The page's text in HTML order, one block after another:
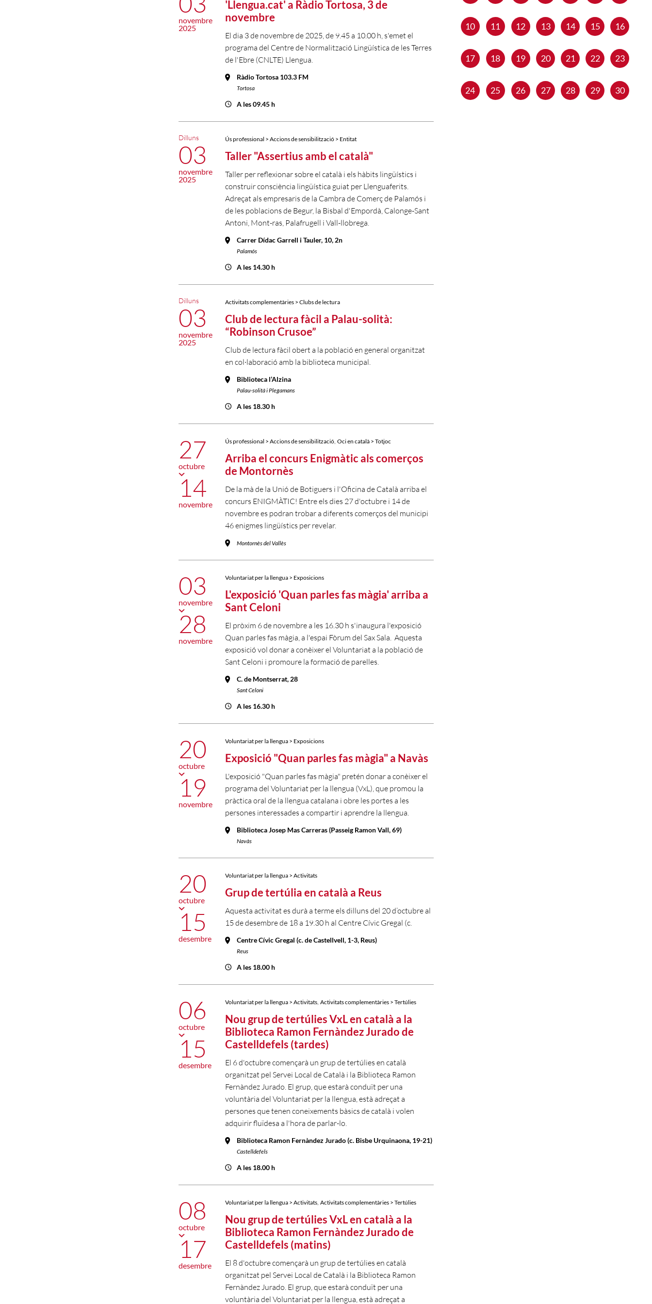
'Llengua.cat' a Ràdio Tortosa, 3 de
novembre
El dia 3 de novembre de 2025, de 9.45 a 10.00 h, s'emet el
programa del Centre de Normalització Lingüística de les Terres
de l'Ebre (CNLTE) Llengua.
Ràdio Tortosa 103.3 FM
Tortosa
A les 09.45 h
novembre
2025
Ús professional > Accions de sensibilització > Entitat
Taller "Assertius amb el català"
Taller per reflexionar sobre el català i els hàbits lingüístics i
construir consciència lingüística guiat per Llenguaferits.
Adreçat als empresaris de la Cambra de Comerç de Palamós i
de les poblacions de Begur, la Bisbal d'Empordà, Calonge-Sant
Antoni, Mont-ras, Palafrugell i Vall-llobrega.
Carrer Dídac Garrell i Tauler, 10, 2n
Palamós
A les 14.30 h
Dilluns
03
novembre
2025
Activitats complementàries > Clubs de lectura
Club de lectura fàcil a Palau-solità:
“Robinson Crusoe”
Club de lectura fàcil obert a la població en general organitzat
en col·laboració amb la biblioteca municipal.
Biblioteca l’Alzina
Palau-solità i Plegamans
A les 18.30 h
Dilluns
03
novembre
2025
Ús professional > Accions de sensibilització, Oci en català > Totjoc
Arriba el concurs Enigmàtic als comerços
de Montornès
De la mà de la Unió de Botiguers i l'Oficina de Català arriba el
concurs ENIGMÀTIC! Entre els dies 27 d'octubre i 14 de
novembre es podran trobar a diferents comerços del municipi
46 enigmes lingüístics per revelar.
Montornès del Vallès
27
octubre
14
novembre
Voluntariat per la llengua > Exposicions
L'exposició 'Quan parles fas màgia' arriba a
Sant Celoni
El pròxim 6 de novembre a les 16.30 h s'inaugura l'exposició
Quan parles fas màgia, a l'espai Fòrum del Sax Sala. Aquesta
exposició vol donar a conèixer el Voluntariat a la població de
Sant Celoni i promoure la formació de parelles.
C. de Montserrat, 28
Sant Celoni
A les 16.30 h
03
novembre
28
novembre
Voluntariat per la llengua > Exposicions
Exposició "Quan parles fas màgia" a Navàs
L'exposició "Quan parles fas màgia" pretén donar a conèixer el
programa del Voluntariat per la llengua (VxL), que promou la
pràctica oral de la llengua catalana i obre les portes a les
persones interessades a compartir i aprendre la llengua.
Biblioteca Josep Mas Carreras (Passeig Ramon Vall, 69)
Navàs
20
octubre
19
novembre
Voluntariat per la llengua > Activitats
Grup de tertúlia en català a Reus
Aquesta activitat es durà a terme els dilluns del 20 d’octubre al
15 de desembre de 18 a 19.30 h al Centre Cívic Gregal (c.
Centre Cívic Gregal (c. de Castellvell, 1-3, Reus)
Reus
A les 18.00 h
20
octubre
15
desembre
Voluntariat per la llengua > Activitats, Activitats complementàries > Tertúlies
Nou grup de tertúlies VxL en català a la
Biblioteca Ramon Fernàndez Jurado de
Castelldefels (tardes)
El 6 d'octubre començarà un grup de tertúlies en català
organitzat pel Servei Local de Català i la Biblioteca Ramon
Fernàndez Jurado. El grup, que estarà conduït per una
voluntària del Voluntariat per la llengua, està adreçat a
persones que tenen coneixements bàsics de català i volen
adquirir fluïdesa a l'hora de parlar-lo.
Biblioteca Ramon Fernàndez Jurado (c. Bisbe Urquinaona, 19-21)
Castelldefels
A les 18.00 h
06
octubre
15
desembre
Voluntariat per la llengua > Activitats, Activitats complementàries > Tertúlies
Nou grup de tertúlies VxL en català a la
Biblioteca Ramon Fernàndez Jurado de
Castelldefels (matins)
El 8 d'octubre començarà un grup de tertúlies en català
organitzat pel Servei Local de Català i la Biblioteca Ramon
Fernàndez Jurado. El grup, que estarà conduït per una
voluntària del Voluntariat per la llengua, està adreçat a
08
octubre
17
desembre
10 11 12 13 14 15 16
17 18 19 20 21 22 23
24 25 26 27 28 29 30